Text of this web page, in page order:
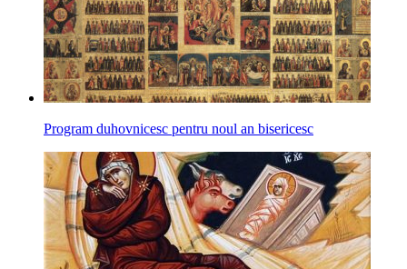
Program duhovnicesc pentru noul an bisericesc